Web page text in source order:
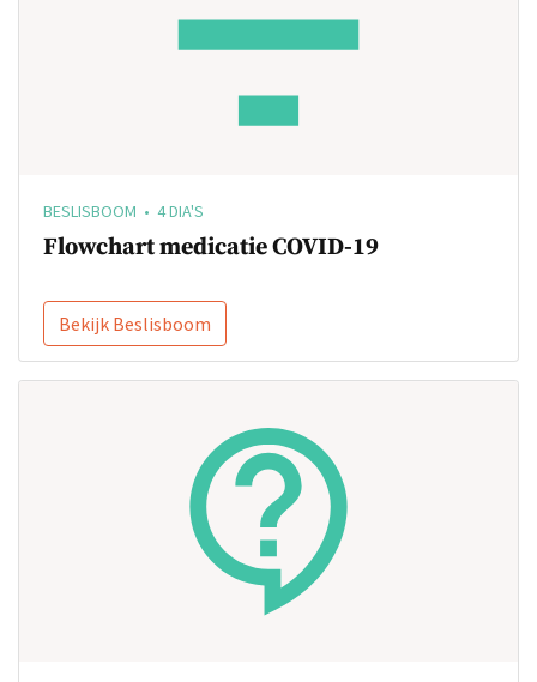
BESLISBOOM • 4 DIA'S
Flowchart medicatie COVID-19
Bekijk Beslisboom